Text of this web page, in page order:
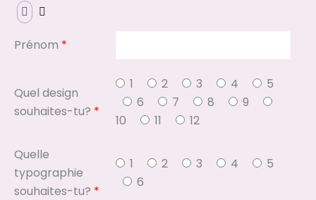
Prénom *
Quel design
souhaites-tu? *
1 2 3 4
5
6
7 8
9
10
11 12
Quelle
typographie
souhaites-tu? *
1 2 3 4
5
6